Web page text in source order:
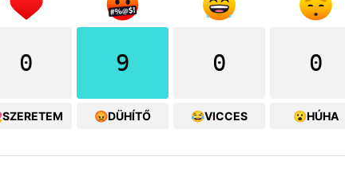
0 9
😡DÜHÍTŐ
0
😂VICCES
0
😮HÚHA